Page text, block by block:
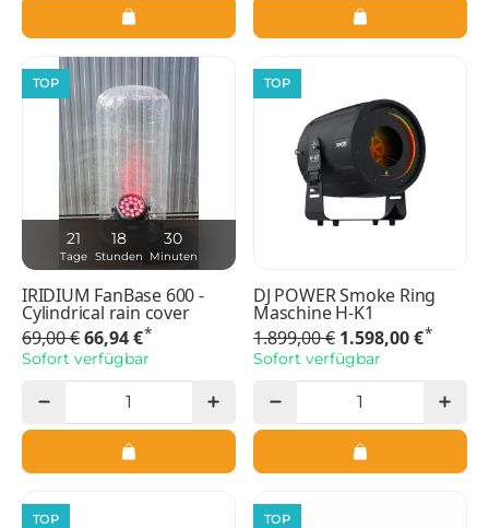
21
Tage
18
Stunden
30
Minuten
TOP
IRIDIUM FanBase 600 -
Cylindrical rain cover
69,00 €66,94 €*
Sofort verfügbar
TOP
DJ POWER Smoke Ring
Maschine H-K1
1.899,00 € 1.598,00 €*
Sofort verfügbar
TOP TOP